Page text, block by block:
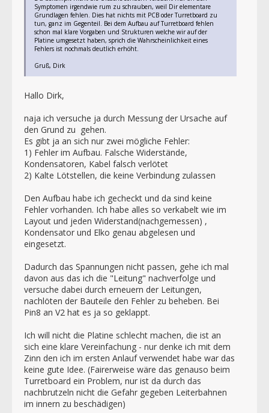
Symptomen irgendwie rum zu schrauben, weil Dir elementare
Grundlagen fehlen. Dies hat nichts mit PCB oder Turretboard zu
tun, ganz im Gegenteil. Bei dem Aufbau auf Turretboard fehlen
schon mal klare Vorgaben und Strukturen welche wir auf der
Platine umgesetzt haben, sprich die Wahrscheinlichkeit eines
Fehlers ist nochmals deutlich erhöht.
Gruß, Dirk
Hallo Dirk,
naja ich versuche ja durch Messung der Ursache auf
den Grund zu gehen.
Es gibt ja an sich nur zwei mögliche Fehler:
1) Fehler im Aufbau. Falsche Widerstände,
Kondensatoren, Kabel falsch verlötet
2) Kalte Lötstellen, die keine Verbindung zulassen
Den Aufbau habe ich gecheckt und da sind keine
Fehler vorhanden. Ich habe alles so verkabelt wie im
Layout und jeden Widerstand(nachgemessen) ,
Kondensator und Elko genau abgelesen und
eingesetzt.
Dadurch das Spannungen nicht passen, gehe ich mal
davon aus das ich die "Leitung" nachverfolge und
versuche dabei durch erneuern der Leitungen,
nachlöten der Bauteile den Fehler zu beheben. Bei
Pin8 an V2 hat es ja so geklappt.
Ich will nicht die Platine schlecht machen, die ist an
sich eine klare Vereinfachung - nur denke ich mit dem
Zinn den ich im ersten Anlauf verwendet habe war das
keine gute Idee. (Fairerweise wäre das genauso beim
Turretboard ein Problem, nur ist da durch das
nachbrutzeln nicht die Gefahr gegeben Leiterbahnen
im innern zu beschädigen)